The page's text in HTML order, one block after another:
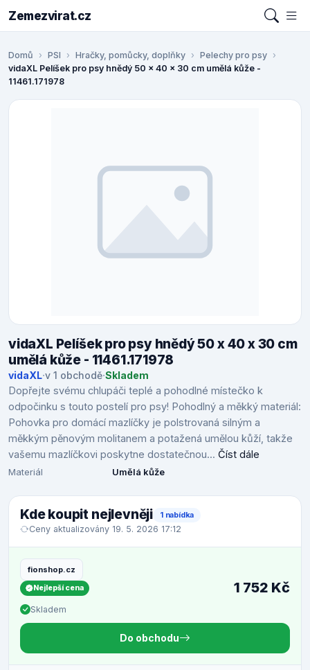
Zemezvirat.cz
Domů PSI Hračky, pomůcky, doplňky
Pelechy pro psy
vidaXL Pelíšek pro psy hnědý 50 x 40 x 30 cm umělá kůže -
11461.171978
vidaXL Pelíšek pro psy hnědý 50 x 40 x 30 cm
umělá kůže - 11461.171978
vidaXL·v 1 obchodě·Skladem
Dopřejte svému chlupáči teplé a pohodlné místečko k
odpočinku s touto postelí pro psy! Pohodlný a měkký materiál:
Pohovka pro domácí mazlíčky je polstrovaná silným a
měkkým pěnovým molitanem a potažená umělou kůží, takže
vašemu mazlíčkovi poskytne dostatečnou... Číst dále
Materiál Umělá kůže
Kde koupit nejlevněji 1 nabídka
Ceny aktualizovány 19. 5. 2026 17:12
fionshop.cz
Nejlepší cena
Skladem
1 752 Kč
Do obchodu